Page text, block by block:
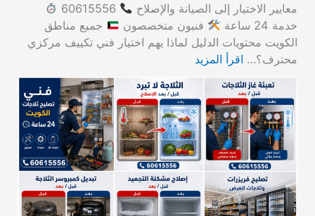
معايير الاختيار إلى الصيانة والإصلاح
خدمة 24 ساعة
فنيون متخصصون
جميع مناطق
الكويت محتويات الدليل لماذا يهم اختيار فني تكييف مركزي
محترف؟… اقرأ المزيد